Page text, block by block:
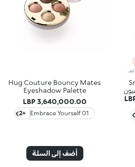
Hug Couture Bouncy Mates
Eyeshadow Palette
3,640,000.00 LBP
01 Embrace Yourself
+2
أضف إلى السلة